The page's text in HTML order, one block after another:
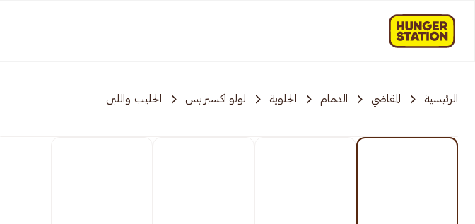
الرئيسية المقاضي الدمام الجلوية لولو اكسبريس الحليب واللبن